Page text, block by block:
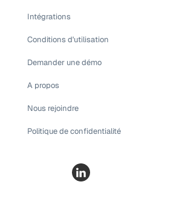
Intégrations
Conditions d'utilisation
Demander une démo
A propos
Nous rejoindre
Politique de confidentialité